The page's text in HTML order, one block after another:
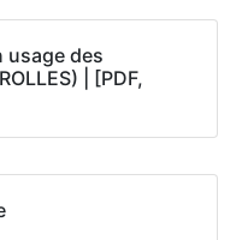
usage des
| [PDF,